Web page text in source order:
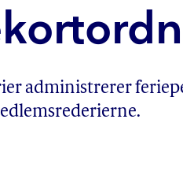
administrerer